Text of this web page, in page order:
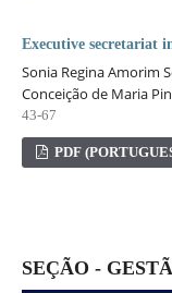
Executive secretariat
Sonia Regina Amorim
Conceição de Maria
43-67
PDF
SEÇÃO -